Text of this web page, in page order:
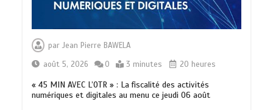
parJean Pierre BAWELA
août 5, 2026
0 3 minutes 20 heures
« 45 MIN AVEC L’OTR » : La fiscalité des activités
numériques et digitales au menu ce jeudi 06 août